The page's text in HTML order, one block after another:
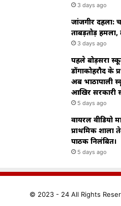
3 days ago
जांजगीर
ताबड़तोड़ हमला,
3 days ago
पहले बोड़सरा
डोंगाकोहरौद के
अब भाठापाली
आखिर सरकारी
5 days ago
वायरल वीडियो
प्राथमिक शाला
पाठक निलंबित।
5 days ago
© 2023 - 24 All Rights